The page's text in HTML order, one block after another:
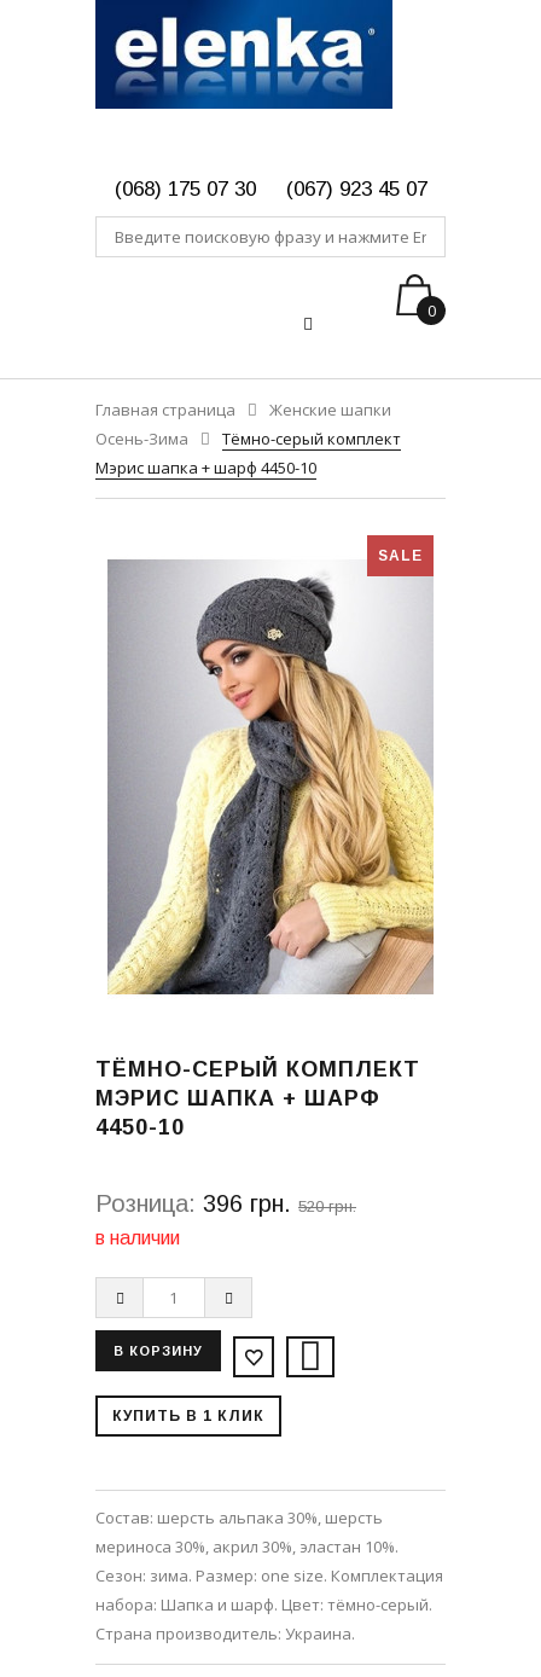
(068) 175 07 30 (067) 923 45 07
0
Главная страница
Женские шапки
Осень-Зима
Тёмно-серый комплект
Мэрис шапка + шарф 4450-10
SALE
ТЁМНО-СЕРЫЙ КОМПЛЕКТ
МЭРИС ШАПКА + ШАРФ
4450-10
Розница: 396 грн. 520 грн.
в наличии
КУПИТЬ В 1 КЛИК
Состав: шерсть альпака 30%, шерсть
мериноса 30%, акрил 30%, эластан 10%.
Сезон: зима. Размер: one size. Комплектация
набора: Шапка и шарф. Цвет: тёмно-серый.
Страна производитель: Украина.